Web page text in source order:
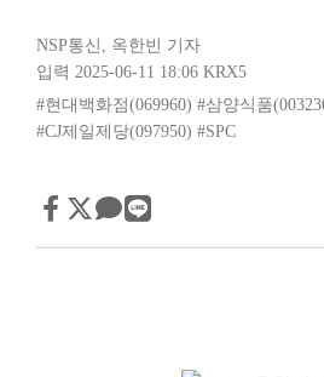
NSP통신 , 옥한빈 기자
입력 2025-06-11 18:06 KRX5
#현대백화점(069960) #삼양식품
#CJ제일제당(097950) #SPC